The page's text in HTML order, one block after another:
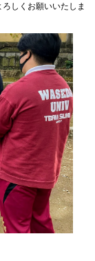
しくお願いいたしま